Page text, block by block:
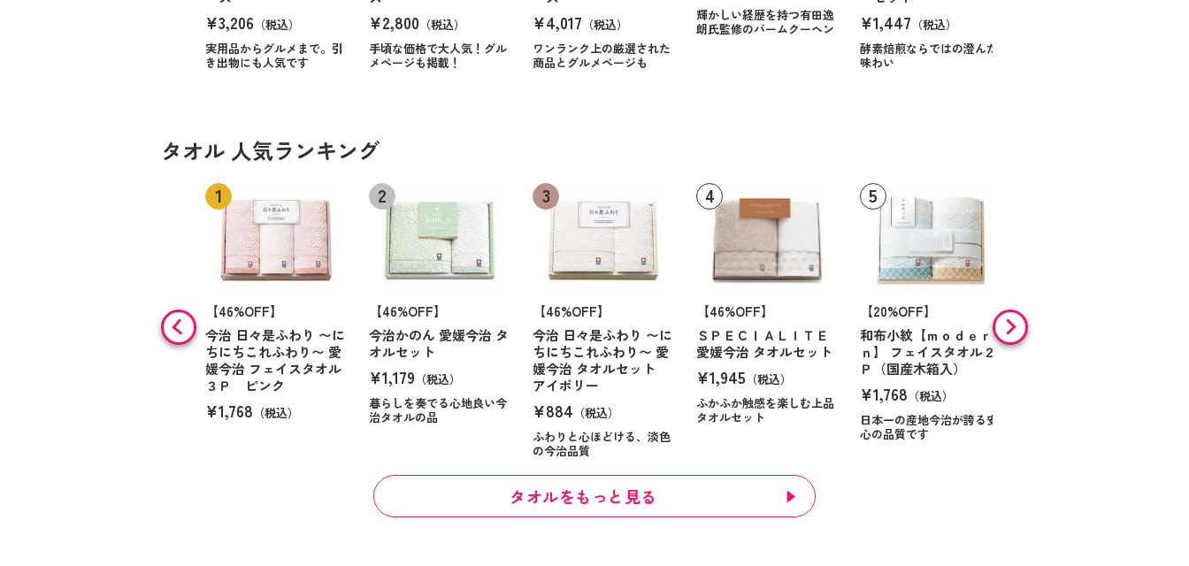
¥3,206 （税込）
実用品からグルメまで。引
き出物にも人気です
¥2,800 （税込）
手頃な価格で大人気！グル
メページも掲載！
¥4,017 （税込）
ワンランク上の厳選された
商品とグルメページも
輝かしい経歴を持つ有田逸
朗氏監修のバームクーヘン
¥1,447 （税込）
酵素焙煎ならではの澄んだ
味わい
タオル 人気ランキング
【46%OFF】
今治 日々是ふわり 〜に
ちにちこれふわり〜 愛
媛今治 フェイスタオル
３Ｐ ピンク
¥1,768 （税込）
【46%OFF】
今治かのん 愛媛今治 タ
オルセット
¥1,179 （税込）
暮らしを奏でる心地良い今
治タオルの品
【46%OFF】
今治 日々是ふわり 〜に
ちにちこれふわり〜 愛
媛今治 タオルセット
アイボリー
¥884 （税込）
ふわりと心ほどける、淡色
の今治品質
【46%OFF】
ＳＰＥＣＩＡＬＩＴＥ
愛媛今治 タオルセット
¥1,945 （税込）
ふかふか触感を楽しむ上品
タオルセット
【20%OFF】
和布小紋【ｍｏｄｅｒ
ｎ】 フェイスタオル２
Ｐ（国産木箱入）
¥1,768 （税込）
日本一の産地今治が誇る安
心の品質です
¥1,320
タオルをもっと見る